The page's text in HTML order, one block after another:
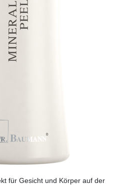
für Gesicht und Körper auf der